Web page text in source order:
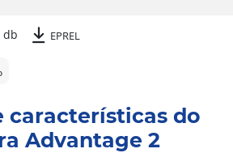
db EPREL
características do
Advantage 2